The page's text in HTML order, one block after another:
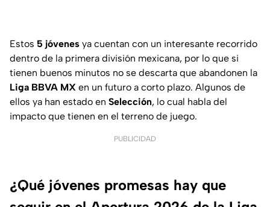
Estos 5 jóvenes ya cuentan con un interesante recorrido
dentro de la primera división mexicana, por lo que si
tienen buenos minutos no se descarta que abandonen la
Liga BBVA MX en un futuro a corto plazo. Algunos de
ellos ya han estado en Selección, lo cual habla del
impacto que tienen en el terreno de juego.
PUBLICIDAD
¿Qué jóvenes promesas hay que